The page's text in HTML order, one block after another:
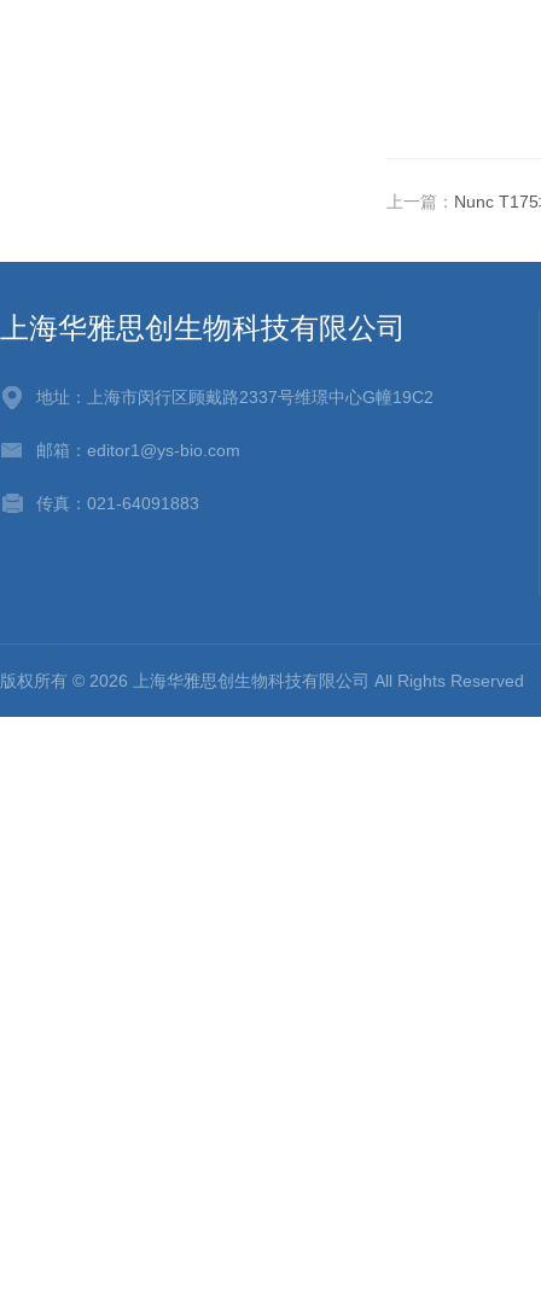
上一篇： Nunc
上海华雅思创生物科技有限公司
地址：上海市闵行区顾戴路2337号维璟中心G幢19C2
邮箱：editor1@ys-bio.com
传真：021-64091883
版权所有 © 2026 上海华雅思创生物科技有限公司 All Rights